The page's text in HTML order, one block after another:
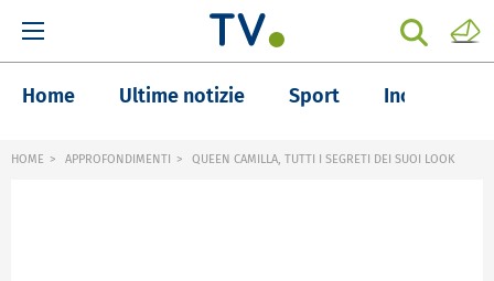
Home Ultime notizie Sport Inchieste
HOME APPROFONDIMENTI QUEEN CAMILLA, TUTTI I SEGRETI DEI SUOI LOOK